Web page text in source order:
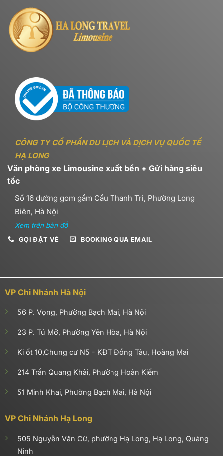
CÔNG TY CỔ PHẦN DU LỊCH VÀ DỊCH VỤ QUỐC TẾ
HẠ LONG
Văn phòng xe Limousine xuất bến + Gửi hàng siêu
tốc
Số 16 đường gom gầm Cầu Thanh Trì, Phường Long
Biên, Hà Nội
Xem trên bản đồ
GỌI ĐẶT VÉ BOOKING QUA EMAIL
VP Chi Nhánh Hà Nội
56 P. Vọng, Phường Bạch Mai, Hà Nội
23 P. Tú Mỡ, Phường Yên Hòa, Hà Nội
Ki ốt 10,Chung cư N5 - KĐT Đồng Tàu, Hoàng Mai
214 Trần Quang Khải, Phường Hoàn Kiếm
51 Minh Khai, Phường Bạch Mai, Hà Nội
VP Chi Nhánh Hạ Long
505 Nguyễn Văn Cừ, phường Hạ Long, Hạ Long, Quảng
Ninh